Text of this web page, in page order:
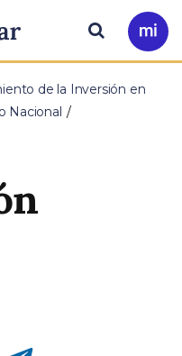
Ir
a
Buscar
de la Inversión en
Nacional
Compartir en Telegram